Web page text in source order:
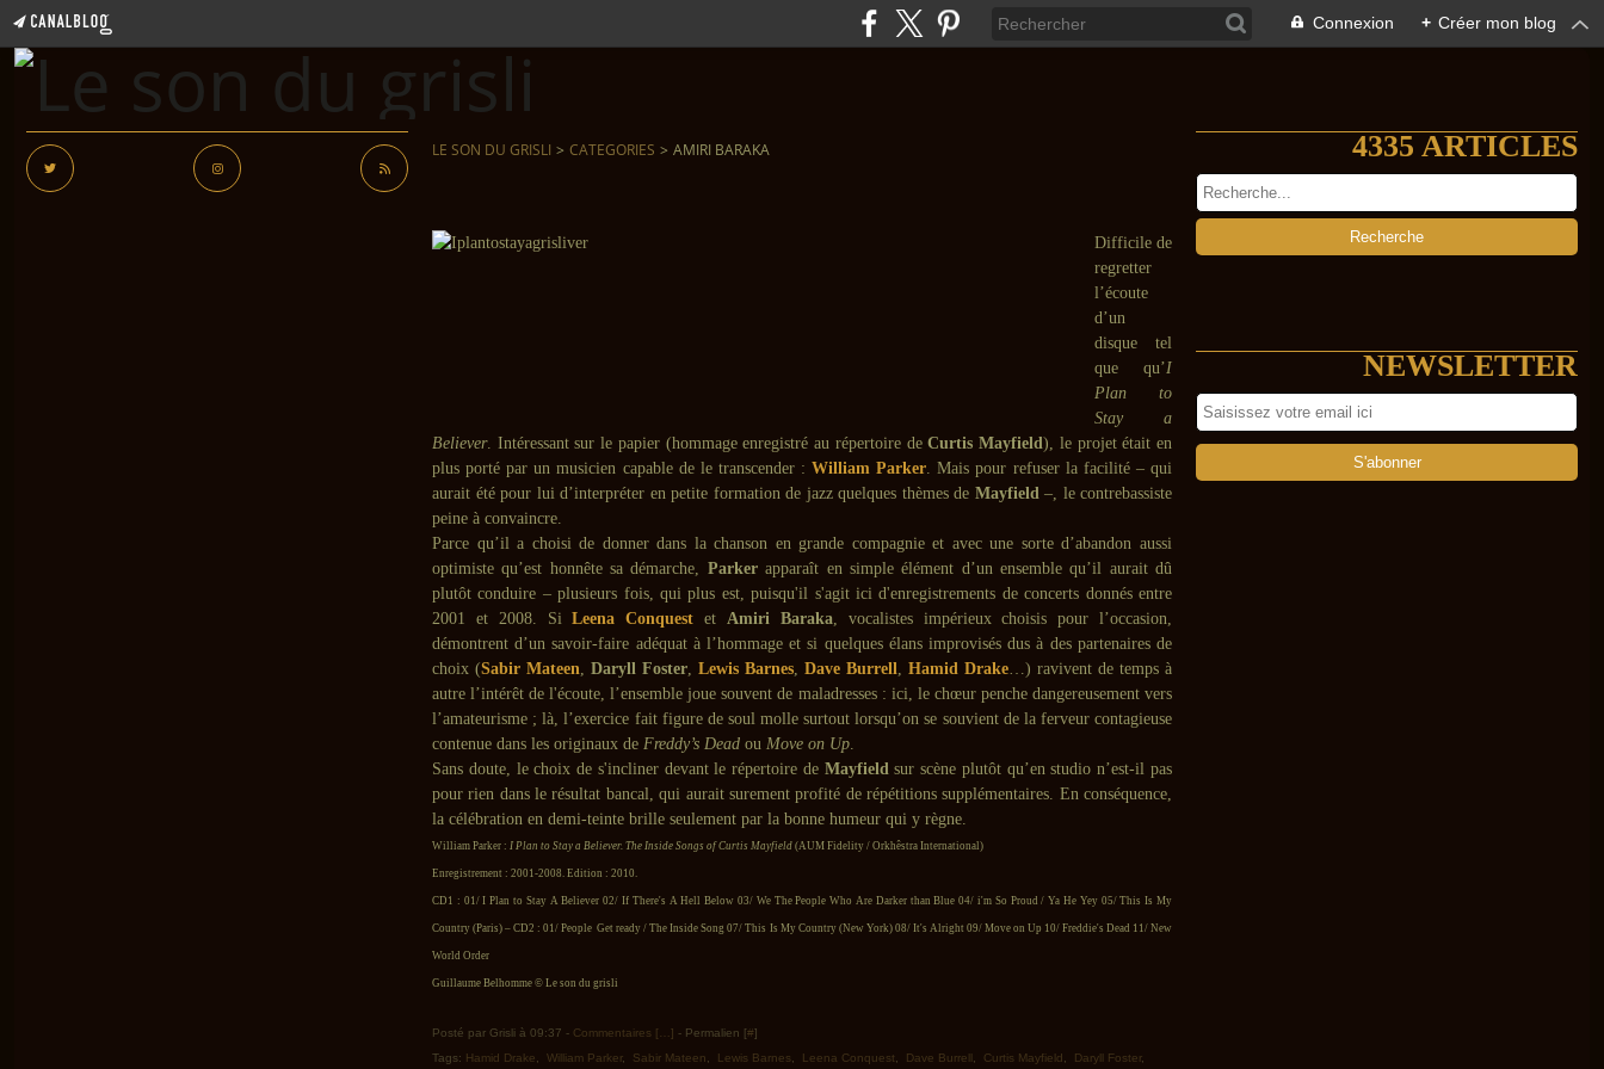
Connexion + Créer mon blog
LE SON DU GRISLI > CATEGORIES > AMIRI BARAKA
Difficile de
regretter
l’écoute
d’un
disque tel
que qu’I
Plan to
Stay a
Believer. Intéressant sur le papier (hommage enregistré au répertoire deCurtis Mayfield), le projet était en
plus porté par un musicien capable de le transcender :William Parker. Mais pour refuser la facilité – qui
aurait été pour lui d’interpréter en petite formation de jazz quelques thèmes de Mayfield–, le contrebassiste
peine à convaincre.
Parce qu’il a choisi de donner dans la chanson en grande compagnie et avec une sorte d’abandon aussi
optimiste qu’est honnête sa démarche, Parkerapparaît en simple élément d’un ensemble qu’il aurait dû
plutôt conduire – plusieurs fois, qui plus est, puisqu'il s'agit ici d'enregistrements de concerts donnés entre
2001 et 2008. SiLeena Conquest et Amiri Baraka, vocalistes impérieux choisis pour l’occasion,
démontrent d’un savoir-faire adéquat à l’hommage et si quelques élans improvisés dus à des partenaires de
choix (Sabir Mateen, Daryll Foster, Lewis Barnes, Dave Burrell, Hamid Drake…) ravivent de temps à
autre l’intérêt de l'écoute, l’ensemble joue souvent de maladresses : ici, le chœur penche dangereusement vers
l’amateurisme ; là, l’exercice fait figure de soul molle surtout lorsqu’on se souvient de la ferveur contagieuse
contenue dans les originaux de Freddy’s Dead ou Move on Up.
Sans doute, le choix de s'incliner devant le répertoire de Mayfieldsur scène plutôt qu’en studio n’est-il pas
pour rien dans le résultat bancal, qui aurait surement profité de répétitions supplémentaires. En conséquence,
la célébration en demi-teinte brille seulement par la bonne humeur qui y règne.
William Parker : I Plan to Stay a Believer. The Inside Songs of Curtis Mayfield (AUM Fidelity / Orkhêstra International)
Enregistrement : 2001-2008. Edition : 2010.
CD1 : 01/ I Plan to Stay A Believer 02/ If There's A Hell Below 03/ We The People Who Are Darker than Blue 04/ i'm So Proud / Ya He Yey 05/ This Is My
Country (Paris) – CD2 : 01/ People Get ready / The Inside Song 07/ This Is My Country (New York) 08/ It's Alright 09/ Move on Up 10/ Freddie's Dead 11/ New
World Order
Guillaume Belhomme © Le son du grisli
Posté par Grisli à 09:37 - Commentaires [ ] - Permalien [#]
Tags: Hamid Drake William Parker, Sabir Mateen Lewis Barnes Leena Conquest Dave Burrell Curtis Mayfield Daryll Foster,
4335 ARTICLES
NEWSLETTER